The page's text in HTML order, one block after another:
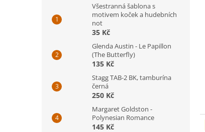
Všestranná šablona s
motivem koček a hudebních
not
35 Kč
Glenda Austin - Le Papillon
(The Butterfly)
135 Kč
Stagg TAB-2 BK, tamburína
černá
250 Kč
Margaret Goldston -
Polynesian Romance
145 Kč